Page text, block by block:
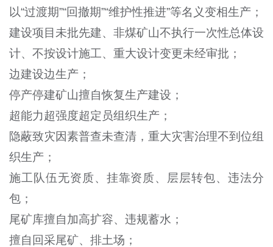
以“过渡期”“回撤期”“维护性推进”等名义变相生产；
建设项目未批先建、非煤矿山不执行一次性总体设
计、不按设计施工、重大设计变更未经审批；
边建设边生产；
停产停建矿山擅自恢复生产建设；
超能力超强度超定员组织生产；
隐蔽致灾因素普查未查清，重大灾害治理不到位组
织生产；
施工队伍无资质、挂靠资质、层层转包、违法分
包；
尾矿库擅自加高扩容、违规蓄水；
擅自回采尾矿、排土场；